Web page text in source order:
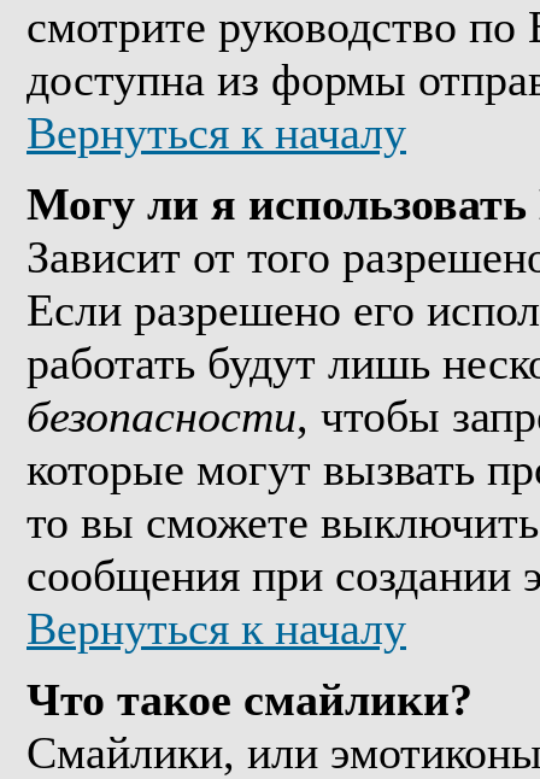
смотрите руководство
доступна из формы
Вернуться к началу
Могу ли я
Зависит от того
Если разрешено его
работать будут лишь
безопасности, чтобы
которые могут вызвать
то вы сможете выключить
сообщения при создании
Вернуться к началу
Что такое смайлики?
Смайлики, или